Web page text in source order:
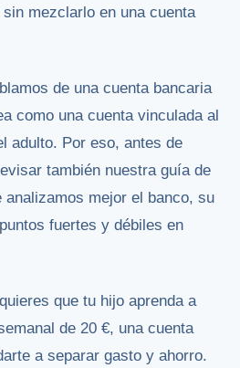
mezclarlo en una cuenta
de una cuenta bancaria
como una cuenta vinculada al
adulto. Por eso, antes de
también nuestra guía de
analizamos mejor el banco, su
fuertes y débiles en
que tu hijo aprenda a
de 20 €, una cuenta
a separar gasto y ahorro.